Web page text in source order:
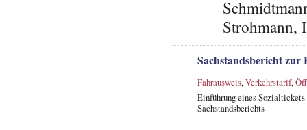
Strohmann,
Sachstandsbericht zur
Fahrausweis,Verkehrstarif,
Einführung eines
Sachstandsberichts